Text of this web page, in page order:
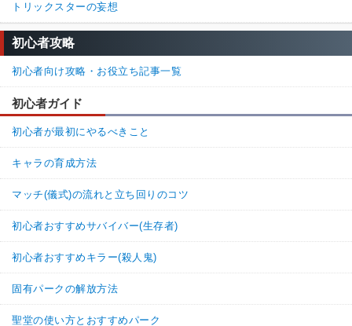
トリックスターの妄想
初心者攻略
初心者向け攻略・お役立ち記事一覧
初心者ガイド
初心者が最初にやるべきこと
キャラの育成方法
マッチ(儀式)の流れと立ち回りのコツ
初心者おすすめサバイバー(生存者)
初心者おすすめキラー(殺人鬼)
固有パークの解放方法
聖堂の使い方とおすすめパーク